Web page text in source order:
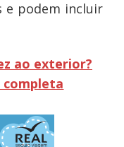
e podem incluir
ao exterior?
completa